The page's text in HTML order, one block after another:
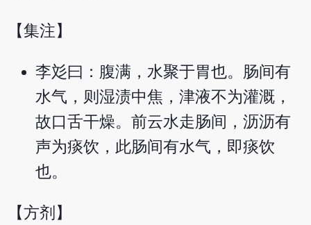
【集注】
李彣曰：腹满，水聚于胃也。肠间有
水气，则湿渍中焦，津液不为灌溉，
故口舌干燥。前云水走肠间，沥沥有
声为痰饮，此肠间有水气，即痰饮
也。
【方剂】